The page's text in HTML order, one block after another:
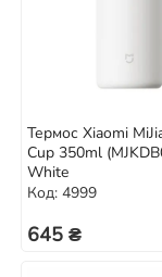
Термос Xiaomi
Cup 350ml
White
Код: 4999
645 ₴